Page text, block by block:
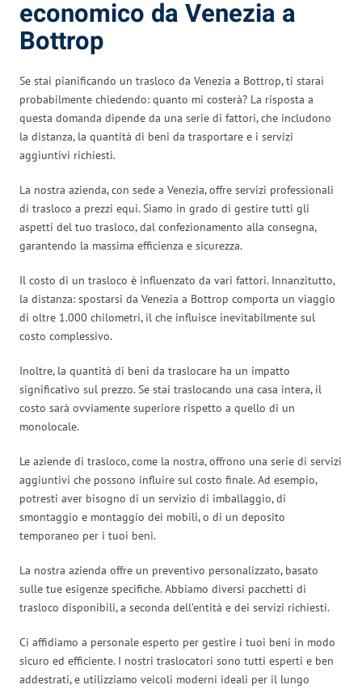
economico da Venezia a
Bottrop
Se stai pianificando un trasloco da Venezia a Bottrop, ti starai
probabilmente chiedendo: quanto mi costerà? La risposta a
questa domanda dipende da una serie di fattori, che includono
la distanza, la quantità di beni da trasportare e i servizi
aggiuntivi richiesti.
La nostra azienda, con sede a Venezia, offre servizi professionali
di trasloco a prezzi equi. Siamo in grado di gestire tutti gli
aspetti del tuo trasloco, dal confezionamento alla consegna,
garantendo la massima efficienza e sicurezza.
Il costo di un trasloco è influenzato da vari fattori. Innanzitutto,
la distanza: spostarsi da Venezia a Bottrop comporta un viaggio
di oltre 1.000 chilometri, il che influisce inevitabilmente sul
costo complessivo.
Inoltre, la quantità di beni da traslocare ha un impatto
significativo sul prezzo. Se stai traslocando una casa intera, il
costo sarà ovviamente superiore rispetto a quello di un
monolocale.
Le aziende di trasloco, come la nostra, offrono una serie di servizi
aggiuntivi che possono influire sul costo finale. Ad esempio,
potresti aver bisogno di un servizio di imballaggio, di
smontaggio e montaggio dei mobili, o di un deposito
temporaneo per i tuoi beni.
La nostra azienda offre un preventivo personalizzato, basato
sulle tue esigenze specifiche. Abbiamo diversi pacchetti di
trasloco disponibili, a seconda dell’entità e dei servizi richiesti.
Ci affidiamo a personale esperto per gestire i tuoi beni in modo
sicuro ed efficiente. I nostri traslocatori sono tutti esperti e ben
addestrati, e utilizziamo veicoli moderni ideali per il lungo